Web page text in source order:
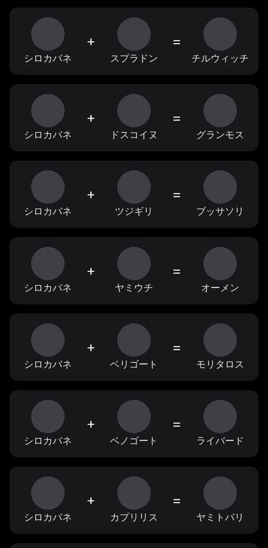
シロカバネ
+
スプラドン
=
チルウィッチ
シロカバネ
+
ドスコイヌ
=
グランモス
シロカバネ
+
ツジギリ
=
ブッサソリ
シロカバネ
+
ヤミウチ
=
オーメン
シロカバネ
+
ベリゴート
=
モリタロス
シロカバネ
+
ベノゴート
=
ライバード
シロカバネ
+
カプリリス
=
ヤミトバリ